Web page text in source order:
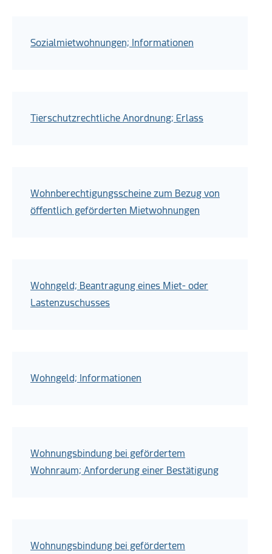
Sozialmietwohnungen; Informationen
Tierschutzrechtliche Anordnung; Erlass
Wohnberechtigungsscheine zum Bezug von
öffentlich geförderten Mietwohnungen
Wohngeld; Beantragung eines Miet- oder
Lastenzuschusses
Wohngeld; Informationen
Wohnungsbindung bei gefördertem
Wohnraum; Anforderung einer Bestätigung
Wohnungsbindung bei gefördertem